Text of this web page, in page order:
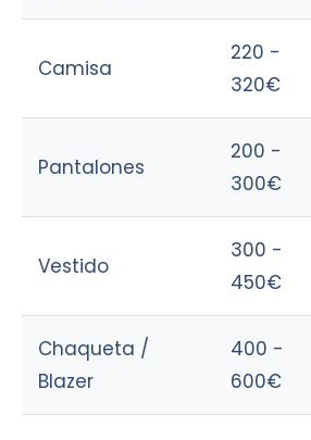
Camisa
220 -
320€
Pantalones
200 -
300€
Vestido
300 -
450€
Chaqueta /
Blazer
400 -
600€